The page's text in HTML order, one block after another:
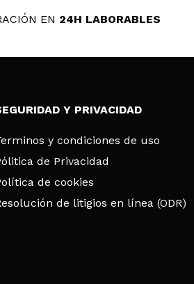
EN 24H LABORABLES
Y PRIVACIDAD
y condiciones de uso
de Privacidad
de cookies
de litigios en línea (ODR)